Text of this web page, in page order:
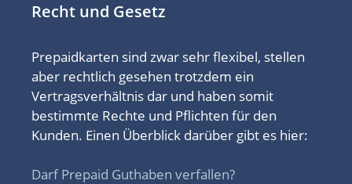
Recht und Gesetz
Prepaidkarten sind zwar sehr flexibel, stellen
aber rechtlich gesehen trotzdem ein
Vertragsverhältnis dar und haben somit
bestimmte Rechte und Pflichten für den
Kunden. Einen Überblick darüber gibt es hier:
Darf Prepaid Guthaben verfallen?